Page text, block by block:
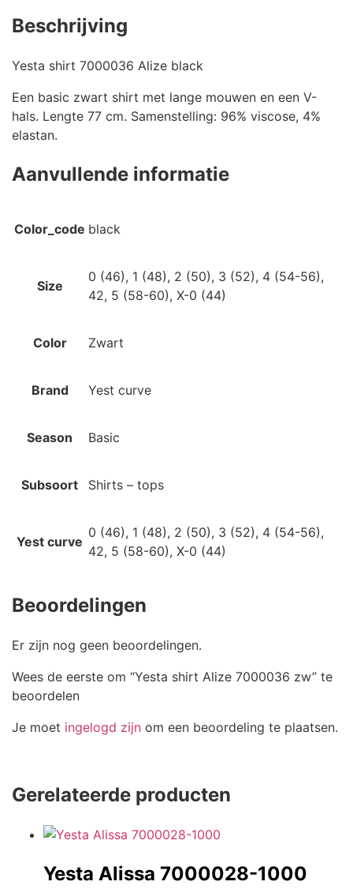
Beschrijving
Yesta shirt 7000036 Alize black
Een basic zwart shirt met lange mouwen en een V-
hals. Lengte 77 cm. Samenstelling: 96% viscose, 4%
elastan.
Aanvullende informatie
Color_code black
Size
0 (46), 1 (48), 2 (50), 3 (52), 4 (54-56),
42, 5 (58-60), X-0 (44)
Color Zwart
Brand Yest curve
Season Basic
Subsoort Shirts – tops
Yest curve
0 (46), 1 (48), 2 (50), 3 (52), 4 (54-56),
42, 5 (58-60), X-0 (44)
Beoordelingen
Er zijn nog geen beoordelingen.
Wees de eerste om “Yesta shirt Alize 7000036 zw” te
beoordelen
Je moet ingelogd zijn om een beoordeling te plaatsen.
Gerelateerde producten
Yesta Alissa 7000028-1000